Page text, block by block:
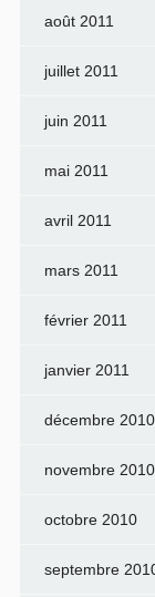
août 2011
juillet 2011
juin 2011
mai 2011
avril 2011
mars 2011
février 2011
janvier 2011
décembre 2010
novembre 2010
octobre 2010
septembre